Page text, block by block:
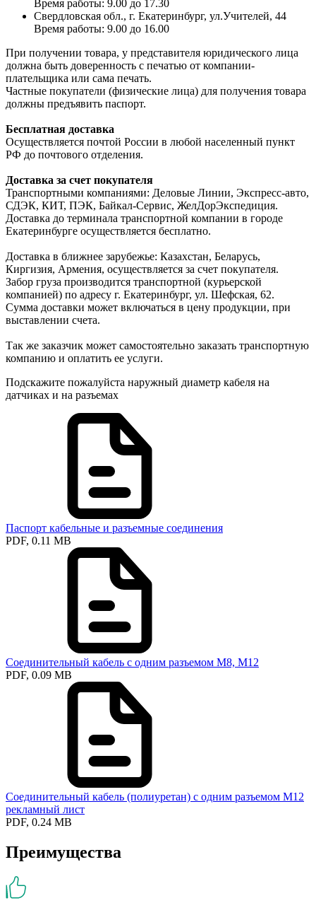
Время работы: 9.00 до 17.30
Свердловская обл., г. Екатеринбург, ул.Учителей, 44
Время работы: 9.00 до 16.00
При получении товара, у представителя юридического лица
должна быть доверенность с печатью от компании-
плательщика или сама печать.
Частные покупатели (физические лица) для получения товара
должны предъявить паспорт.
Бесплатная доставка
Осуществляется почтой России в любой населенный пункт
РФ до почтового отделения.
Доставка за счет покупателя
Транспортными компаниями: Деловые Линии, Экспресс-авто,
СДЭК, КИТ, ПЭК, Байкал-Сервис, ЖелДорЭкспедиция.
Доставка до терминала транспортной компании в городе
Екатеринбурге осуществляется бесплатно.
Доставка в ближнее зарубежье: Казахстан, Беларусь,
Киргизия, Армения, осуществляется за счет покупателя.
Забор груза производится транспортной (курьерской
компанией) по адресу г. Екатеринбург, ул. Шефская, 62.
Сумма доставки может включаться в цену продукции, при
выставлении счета.
Так же заказчик может самостоятельно заказать транспортную
компанию и оплатить ее услуги.
Подскажите пожалуйста наружный диаметр кабеля на
датчиках и на разъемах
Паспорт кабельные и разъемные соединения
PDF, 0.11 MB
Соединительный кабель с одним разъемом М8, М12
PDF, 0.09 MB
Соединительный кабель (полиуретан) с одним разъемом М12
рекламный лист
PDF, 0.24 MB
Преимущества